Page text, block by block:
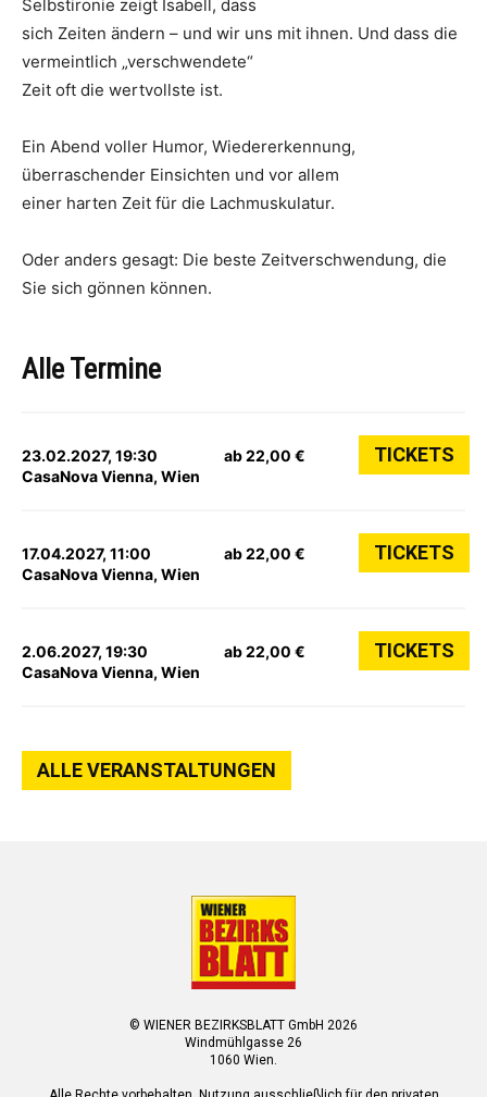
Selbstironie zeigt Isabell, dass
sich Zeiten ändern – und wir uns mit ihnen. Und dass die
vermeintlich „verschwendete“
Zeit oft die wertvollste ist.
Ein Abend voller Humor, Wiedererkennung,
überraschender Einsichten und vor allem
einer harten Zeit für die Lachmuskulatur.
Oder anders gesagt: Die beste Zeitverschwendung, die
Sie sich gönnen können.
Alle Termine
23.02.2027, 19:30
CasaNova Vienna, Wien
ab 22,00 € TICKETS
17.04.2027, 11:00
CasaNova Vienna, Wien
ab 22,00 € TICKETS
2.06.2027, 19:30
CasaNova Vienna, Wien
ab 22,00 € TICKETS
ALLE VERANSTALTUNGEN
© WIENER BEZIRKSBLATT GmbH 2026
Windmühlgasse 26
1060 Wien.